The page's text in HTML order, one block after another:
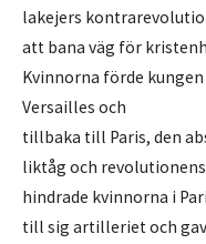
lakejers
att bana väg för
Kvinnorna förde
Versailles och
tillbaka till Paris, den
liktåg och
hindrade kvinnorna i
till sig artilleriet och